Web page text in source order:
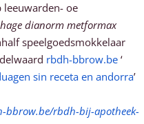
leeuwarden- oe
dianorm metformax
speelgoedsmokkelaar
rbdh-bbrow.be ‘
sin receta en andorra’
rbdh-bij-apotheek-